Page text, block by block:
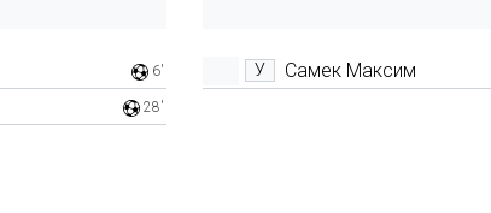
6'
28'
У Самек Максим